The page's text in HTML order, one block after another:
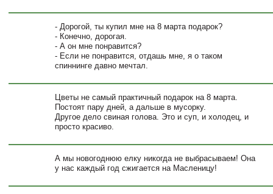
- Дорогой, ты купил мне на 8 марта подарок?
- Конечно, дорогая.
- А он мне понравится?
- Если не понравится, отдашь мне, я о таком
спиннинге давно мечтал.
Цветы не самый практичный подарок на 8 марта.
Постоят пару дней, а дальше в мусорку.
Другое дело свиная голова. Это и суп, и холодец, и
просто красиво.
А мы новогоднюю елку никогда не выбрасываем! Она
у нас каждый год сжигается на Масленицу!